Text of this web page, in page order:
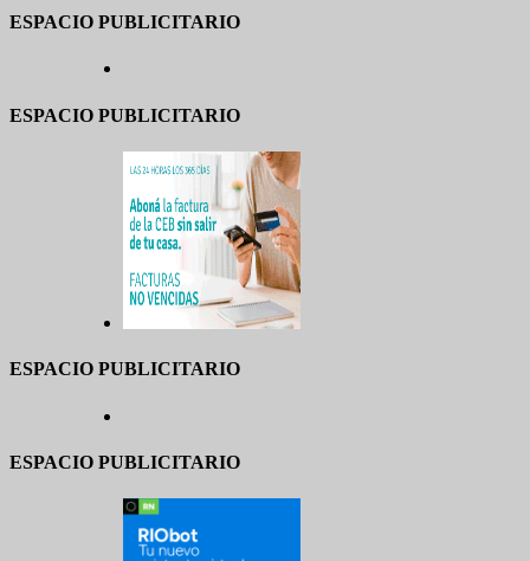
ESPACIO PUBLICITARIO
ESPACIO PUBLICITARIO
ESPACIO PUBLICITARIO
ESPACIO PUBLICITARIO